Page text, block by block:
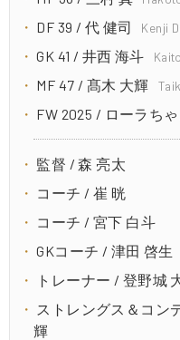
DF 39 / 代 健司 Kenji
GK 41 / 井西 海斗
MF 47 / 髙木 大輝
FW 2025 / ローラち
監督 / 森 亮太
コーチ / 崔 晄
コーチ / 宮下 白斗
GKコーチ / 津田 啓生
トレーナー / 登野城
ストレングス＆コン
輝